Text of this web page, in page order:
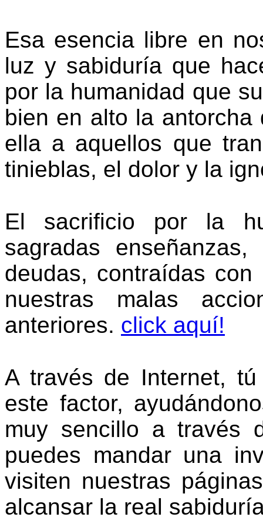
Esa esencia libre en
luz y sabiduría que
por la humanidad que
bien en alto la
ella a aquellos que
tinieblas, el dolor y la
El sacrificio por la
sagradas
deudas, contraídas
nuestras malas
anteriores. click aquí!
A través de Internet,
este factor,
muy sencillo a través
puedes mandar una
visiten nuestras
alcansar la real